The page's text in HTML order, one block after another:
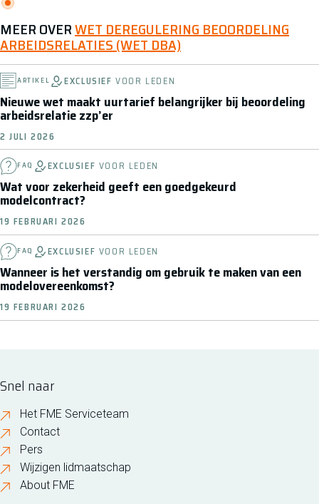
MEER OVERWET DEREGULERING BEOORDELING
ARBEIDSRELATIES (WET DBA)
ARTIKEL EXCLUSIEFVOOR LEDEN
Nieuwe wet maakt uurtarief belangrijker bij beoordeling
arbeidsrelatie zzp’er
2 JULI 2026
FAQ EXCLUSIEF VOOR LEDEN
Wat voor zekerheid geeft een goedgekeurd
modelcontract?
19 FEBRUARI 2026
FAQ EXCLUSIEF VOOR LEDEN
Wanneer is het verstandig om gebruik te maken van een
modelovereenkomst?
19 FEBRUARI 2026
Snel naar
Het FME Serviceteam
Contact
Pers
Wijzigen lidmaatschap
About FME